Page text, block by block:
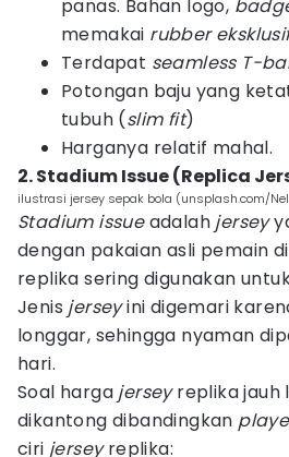
panas. Bahan logo,
memakai rubber
Terdapat seamless T-
Potongan baju yang
tubuh (slim fit)
Harganya relatif mahal.
2. Stadium Issue (Replica
ilustrasi jersey sepak bola (unsplash.com/
Stadium issueadalah jersey
dengan pakaian asli pemain
replika sering digunakan
Jenis jerseyini digemari
longgar, sehingga nyaman
hari.
Soal harga jerseyreplika jauh
dikantong dibandingkan
ciri jerseyreplika: